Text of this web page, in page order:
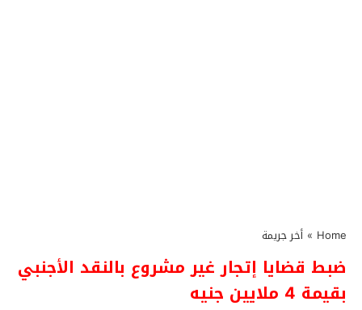
Home
» أخر جريمة
ضبط قضايا إتجار غير مشروع بالنقد الأجنبي
بقيمة 4 ملايين جنيه